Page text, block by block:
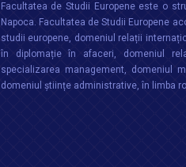
Facultatea de Studii Europene este o
Napoca. Facultatea de Studii Europene
studii europene, domeniul relații
în diplomație în afaceri, domeniul
specializarea management, domeniul
domeniul științe administrative, în limba